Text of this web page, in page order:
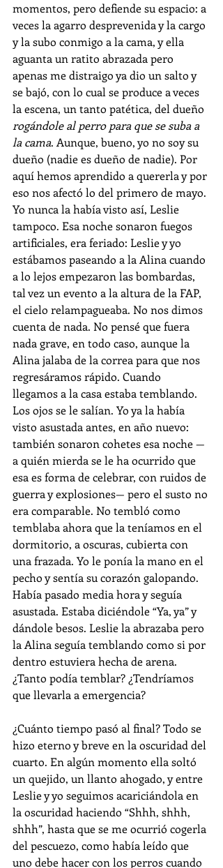
momentos, pero defiende su espacio: a
veces la agarro desprevenida y la cargo
y la subo conmigo a la cama, y ella
aguanta un ratito abrazada pero
apenas me distraigo ya dio un salto y
se bajó, con lo cual se produce a veces
la escena, un tanto patética, del dueño
rogándole al perro para que se suba a
la cama. Aunque, bueno, yo no soy su
dueño (nadie es dueño de nadie). Por
aquí hemos aprendido a quererla y por
eso nos afectó lo del primero de mayo.
Yo nunca la había visto así, Leslie
tampoco. Esa noche sonaron fuegos
artificiales, era feriado: Leslie y yo
estábamos paseando a la Alina cuando
a lo lejos empezaron las bombardas,
tal vez un evento a la altura de la FAP,
el cielo relampagueaba. No nos dimos
cuenta de nada. No pensé que fuera
nada grave, en todo caso, aunque la
Alina jalaba de la correa para que nos
regresáramos rápido. Cuando
llegamos a la casa estaba temblando.
Los ojos se le salían. Yo ya la había
visto asustada antes, en año nuevo:
también sonaron cohetes esa noche —
a quién mierda se le ha ocurrido que
esa es forma de celebrar, con ruidos de
guerra y explosiones— pero el susto no
era comparable. No tembló como
temblaba ahora que la teníamos en el
dormitorio, a oscuras, cubierta con
una frazada. Yo le ponía la mano en el
pecho y sentía su corazón galopando.
Había pasado media hora y seguía
asustada. Estaba diciéndole “Ya, ya” y
dándole besos. Leslie la abrazaba pero
la Alina seguía temblando como si por
dentro estuviera hecha de arena.
¿Tanto podía temblar? ¿Tendríamos
que llevarla a emergencia?
¿Cuánto tiempo pasó al final? Todo se
hizo eterno y breve en la oscuridad del
cuarto. En algún momento ella soltó
un quejido, un llanto ahogado, y entre
Leslie y yo seguimos acariciándola en
la oscuridad haciendo “Shhh, shhh,
shhh”, hasta que se me ocurrió cogerla
del pescuezo, como había leído que
uno debe hacer con los perros cuando